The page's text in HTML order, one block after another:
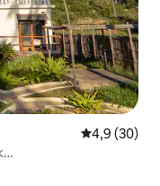
Середня
4,9 (30)